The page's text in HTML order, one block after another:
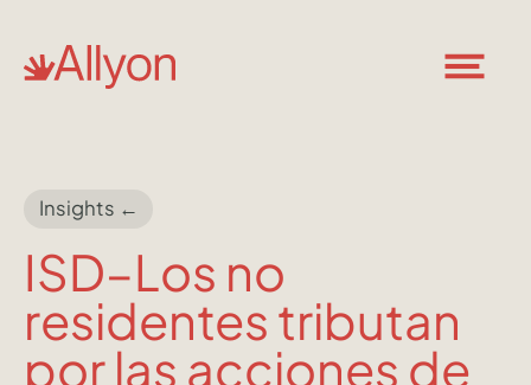
Insights ←
ISD–Los no
residentes tributan
por las acciones de